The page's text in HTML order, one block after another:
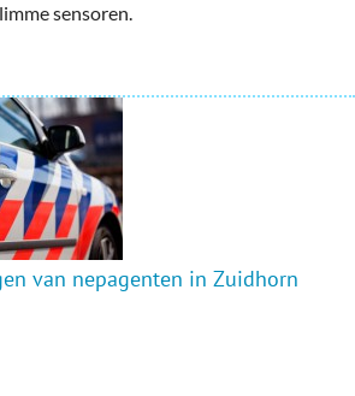
sensoren.
van nepagenten in Zuidhorn